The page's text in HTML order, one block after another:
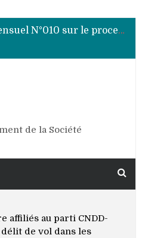
Bulletin bimensuel N°010 sur le processus électoral de 2020 au Burundi
Bulletin bimensuel N°009 sur le processus électoral de 2020 au Burundi
Bulletin bimensuel N°007 sur le processus électoral de 2020 au Burundi
de la Société
affiliés au parti CNDD-
de vol dans les